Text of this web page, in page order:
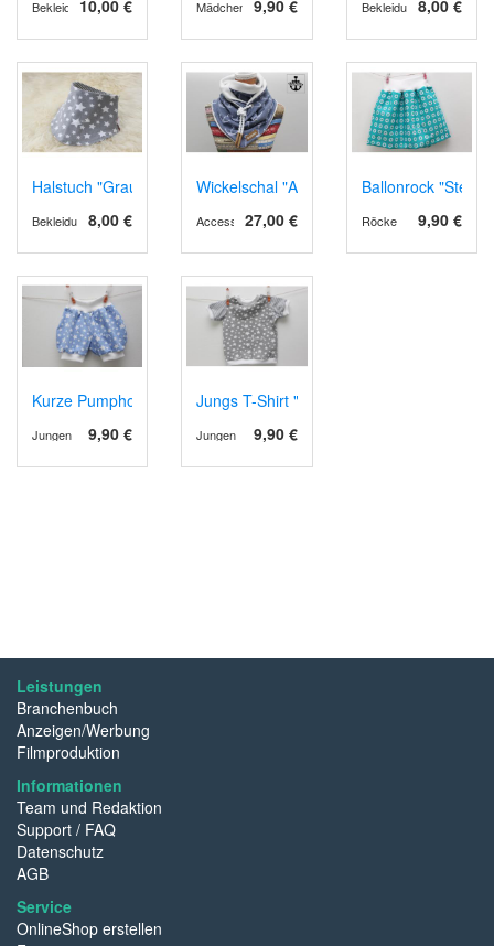
10,00 €
Bekleidung
9,90 €
Mädchen
8,00 €
Bekleidung
Halstuch "Grau mit Sternen"
8,00 €
Bekleidung
Wickelschal "Anker" mit Kordel
27,00 €
Accessoires
Ballonrock "Stern"
9,90 €
Röcke
Kurze Pumphose "Blau mit Sternen" in 68
9,90 €
Jungen
Jungs T-Shirt "Grau mit Sternen" in 62/68
9,90 €
Jungen
Leistungen
Branchenbuch
Anzeigen/Werbung
Filmproduktion
Informationen
Team und Redaktion
Support / FAQ
Datenschutz
AGB
Service
OnlineShop erstellen